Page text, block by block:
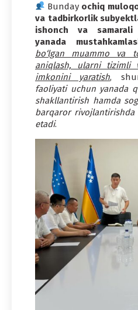
Bunday ochiq
va tadbirkorlik
ishonch va
yanada
bo‘lgan muammo va
aniqlash, ularni tizimli
imkonini yaratish,
faoliyati uchun yanada
shakllantirish hamda
barqaror rivojlantirishda
etadi.